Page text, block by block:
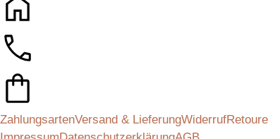
ZahlungsartenVersand & LieferungWiderrufRetoure